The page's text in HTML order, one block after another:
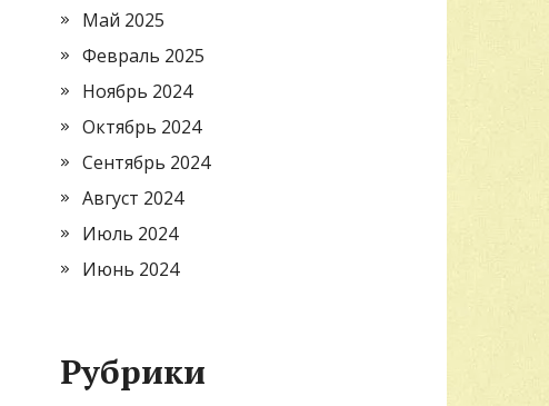
Май 2025
Февраль 2025
Ноябрь 2024
Октябрь 2024
Сентябрь 2024
Август 2024
Июль 2024
Июнь 2024
Рубрики